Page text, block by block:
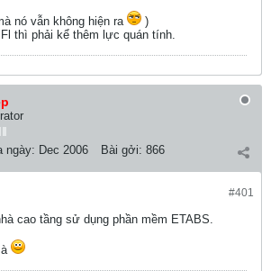
nó vẫn không hiện ra
)
thì phải kể thêm lực quán tính.
ngày: Dec 2006 Bài gởi: 866
#401
cao tầng sử dụng phần mềm ETABS.